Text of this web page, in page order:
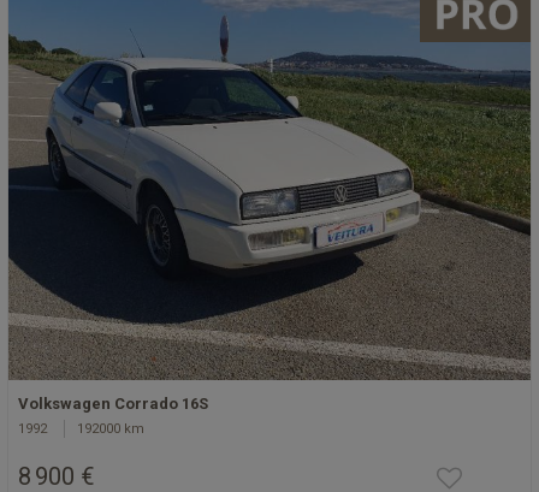
Volkswagen Corrado 16S
1992 192000 km
8 900 €